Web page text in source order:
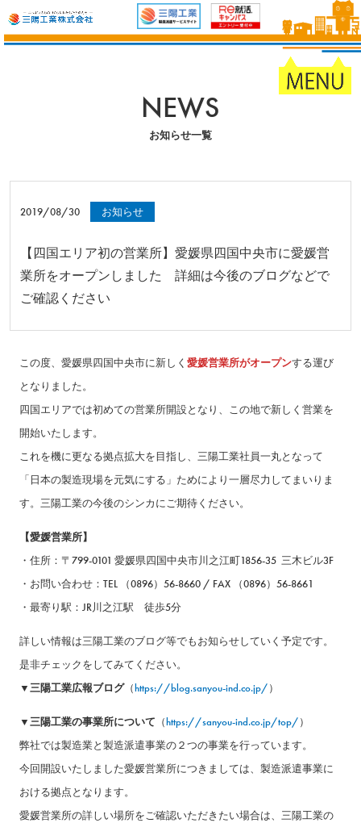
NEWS
お知らせ一覧
【四国エリア初の営業所】愛媛県四国中央市に愛媛営
業所をオープンしました 詳細は今後のブログなどで
ご確認ください
2019/08/30 お知らせ
この度、愛媛県四国中央市に新しく 愛媛営業所がオープンする運び
となりました。
四国エリアでは初めての営業所開設となり、この地で新しく営業を
開始いたします。
これを機に更なる拠点拡大を目指し、三陽工業社員一丸となって
「日本の製造現場を元気にする」ためにより一層尽力してまいりま
す。三陽工業の今後のシンカにご期待ください。
【愛媛営業所】
・住所：〒799-0101 愛媛県四国中央市川之江町1856-35 三木ビル3F
・お問い合わせ：TEL （0896）56-8660 / FAX （0896）56-8661
・最寄り駅：JR川之江駅 徒歩5分
詳しい情報は三陽工業のブログ等でもお知らせしていく予定です。
是非チェックをしてみてください。
▼三陽工業広報ブログ（https://blog.sanyou-ind.co.jp/）
▼三陽工業の事業所について （https://sanyou-ind.co.jp/top/）
弊社では製造業と製造派遣事業の２つの事業を行っています。
今回開設いたしました愛媛営業所につきましては、製造派遣事業に
おける拠点となります。
愛媛営業所の詳しい場所をご確認いただきたい場合は、三陽工業の